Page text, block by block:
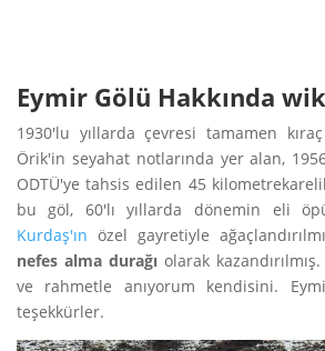
Eymir Gölü Hakkında
1930'lu yıllarda çevresi tamamen
Örik'in seyahat notlarında yer alan,
ODTÜ'ye tahsis edilen 45
bu göl, 60'lı yıllarda dönemin eli
Kurdaş'ın özel gayretiyle
nefes alma durağıolarak
ve rahmetle anıyorum kendisini.
teşekkürler.